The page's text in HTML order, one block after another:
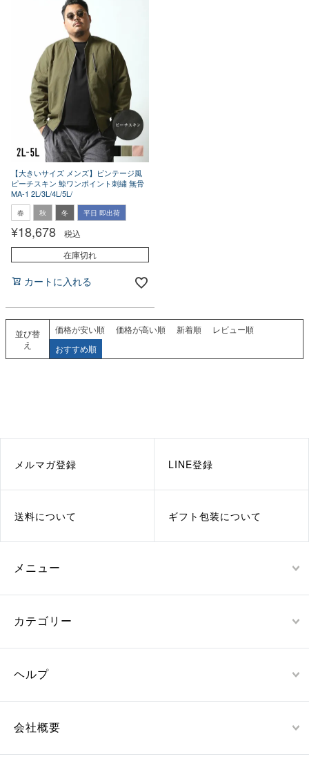
【大きいサイズ メンズ】ビンテージ風
ピーチスキン 鯨ワンポイント刺繍 無骨
MA-1 2L/3L/4L/5L/
春 秋 冬 平日 即出荷
¥18,678
税込
在庫切れ
カートに入れる
並び替
え
価格が安い順 価格が高い順 新着順
レビュー順
おすすめ順
メルマガ登録 LINE登録
送料について ギフト包装について
メニュー
カテゴリー
ヘルプ
会社概要